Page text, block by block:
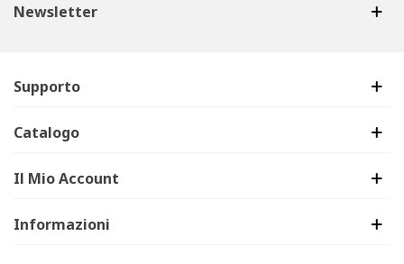
Newsletter
Supporto
Catalogo
Il Mio Account
Informazioni